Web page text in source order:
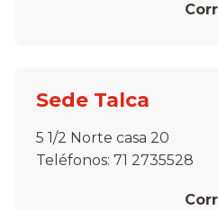
Sede Talca
5 1/2 Norte casa 20
Teléfonos: 71 2735528